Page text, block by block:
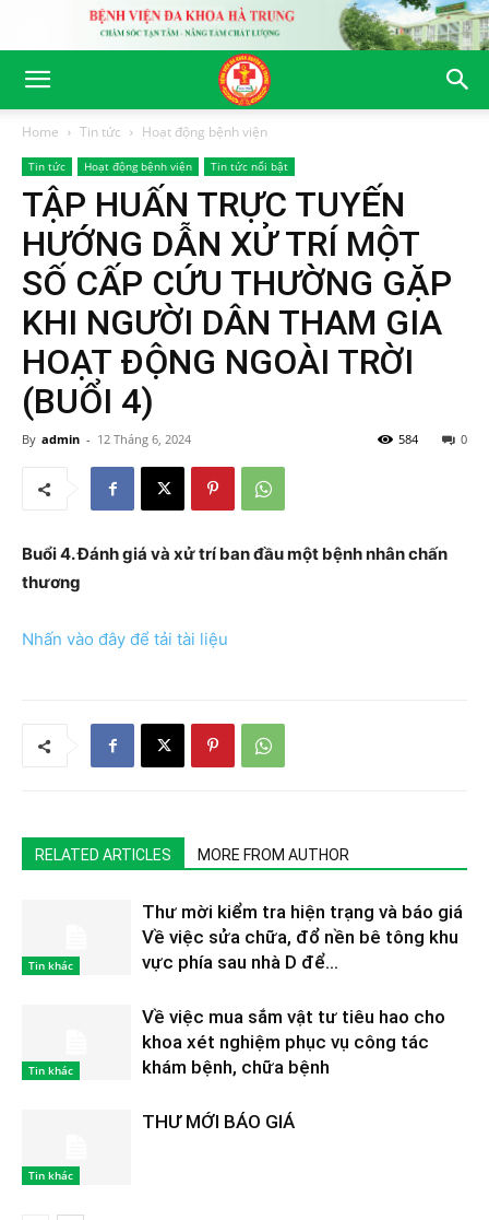
Home Tin tức Hoạt động bệnh viện
Tin tức Hoạt động bệnh viện Tin tức nổi bật
TẬP HUẤN TRỰC TUYẾN
HƯỚNG DẪN XỬ TRÍ MỘT
SỐ CẤP CỨU THƯỜNG GẶP
KHI NGƯỜI DÂN THAM GIA
HOẠT ĐỘNG NGOÀI TRỜI
(BUỔI 4)
By admin - 12 Tháng 6, 2024 0
584
Buổi 4. Đánh giá và xử trí ban đầu một bệnh nhân chấn
thương
Nhấn vào đây để tải tài liệu
RELATED ARTICLES MORE FROM AUTHOR
Tin khác
Thư mời kiểm tra hiện trạng và báo giá
Về việc sửa chữa, đổ nền bê tông khu
vực phía sau nhà D để...
Tin khác
Về việc mua sắm vật tư tiêu hao cho
khoa xét nghiệm phục vụ công tác
khám bệnh, chữa bệnh
Tin khác
THƯ MỚI BÁO GIÁ